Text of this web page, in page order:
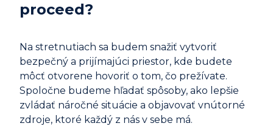
proceed?
Na stretnutiach sa budem snažiť vytvoriť
bezpečný a prijímajúci priestor, kde budete
môcť otvorene hovoriť o tom, čo prežívate.
Spoločne budeme hľadať spôsoby, ako lepšie
zvládať náročné situácie a objavovať vnútorné
zdroje, ktoré každý z nás v sebe má.